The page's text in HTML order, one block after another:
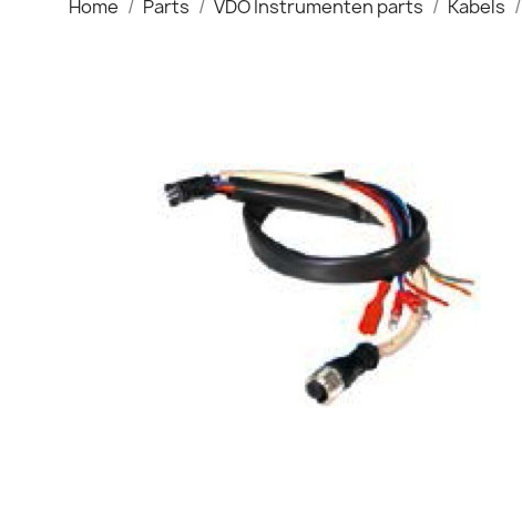
Home Parts VDO Instrumenten parts Kabels